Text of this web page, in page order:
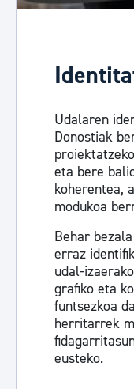
Udalaren
Donostiak
eta bere
koherentea,
modukoa
Behar
erraz
udal-
grafiko eta
funtsezkoa
herritarrek
eusteko.